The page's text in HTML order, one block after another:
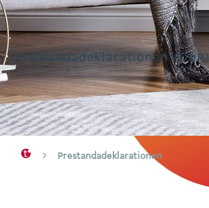
Prestandadeklarationen (DoP)
Prestandadeklarationen